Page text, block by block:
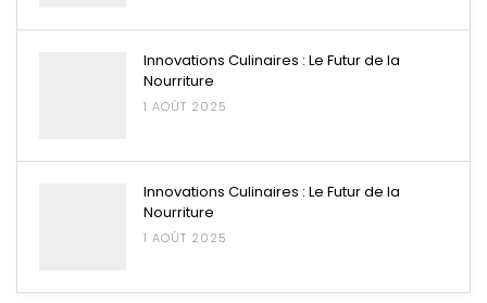
Innovations Culinaires : Le Futur de la
Nourriture
1 AOÛT 2025
Innovations Culinaires : Le Futur de la
Nourriture
1 AOÛT 2025